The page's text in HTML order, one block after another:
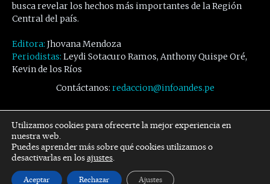
busca revelar los hechos más importantes de la Región
Central del país.
Editora: Jhovana Mendoza
Periodistas: Leydi Sotacuro Ramos, Anthony Quispe Oré,
Kevin de los Ríos
Contáctanos: redaccion@infoandes.pe
Síguenos
Facebook Twitter Youtube
Utilizamos cookies para ofrecerte la mejor experiencia en
nuestra web.
Puedes aprender más sobre qué cookies utilizamos o
desactivarlas en losajustes.
Aceptar Rechazar Ajustes